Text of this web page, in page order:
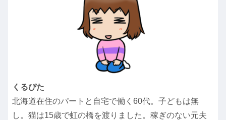
くるぴた
北海道在住のパートと自宅で働く60代。子どもは無
し。猫は15歳で虹の橋を渡りました。稼ぎのない元夫